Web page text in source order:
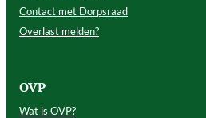
Contact met Dorpsraad
Overlast melden?
OVP
Wat is OVP?